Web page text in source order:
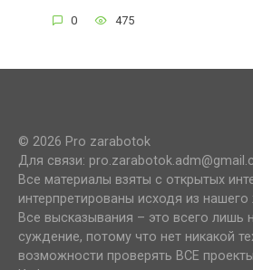
0 475
© 2026 Pro zarabotok
Для связи:
Все материалы взяты с открытых
интерпретированы исходя из
Все высказывания – это всего лишь
суждение, потому что нет никакой
возможности проверять ВСЕ